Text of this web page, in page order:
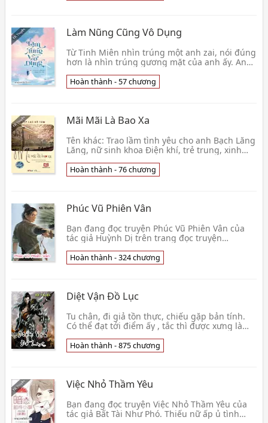
Làm Nũng Cũng Vô Dụng
Từ Tinh Miên nhìn trúng một anh zai, nói đúng
hơn là nhìn trúng gương mặt của anh ấy. Anh
học cô👦 Kim Chúc
Hoàn thành - 57 chương
Mãi Mãi Là Bao Xa
Tên khác: Trao lầm tình yêu cho anh Bạch Lăng
Lăng, nữ sinh khoa Điện khí, trẻ trung, xinh
bạn lý 👦 Diệp Lạc Vô Tâm
Hoàn thành - 76 chương
Phúc Vũ Phiên Vân
Bạn đang đọc truyện Phúc Vũ Phiên Vân của
tác giả Huỳnh Dị trên trang đọc truyện
gian đoạn ổn👦 Huỳnh Dị
Hoàn thành - 324 chương
Diệt Vận Đồ Lục
Tu chân, đi giả tồn thực, chiếu gặp bản tính.
Có thể đạt tới điểm ấy , tắc thì được xưng là
thần, s👦 Ái Tiềm Thủy Đích Ô Tặc
Hoàn thành - 875 chương
Việc Nhỏ Thầm Yêu
Bạn đang đọc truyện Việc Nhỏ Thầm Yêu của
tác giả Bất Tài Như Phó. Thiếu nữ ấp ủ tình